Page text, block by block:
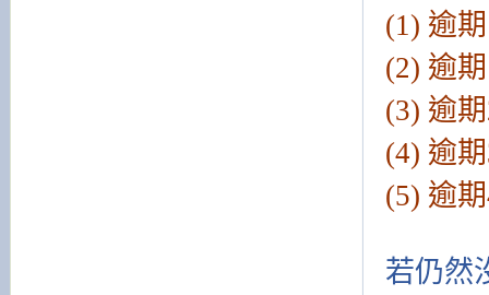
(1) 逾
(2) 逾
(3) 逾
(4) 逾
(5) 逾
若仍然